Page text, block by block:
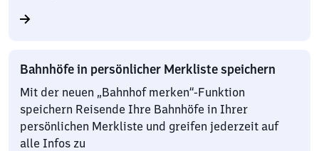
Bahnhöfe in persönlicher Merkliste speichern
Mit der neuen „Bahnhof merken“-Funktion
speichern Reisende Ihre Bahnhöfe in Ihrer
persönlichen Merkliste und greifen jederzeit auf
alle Infos zu